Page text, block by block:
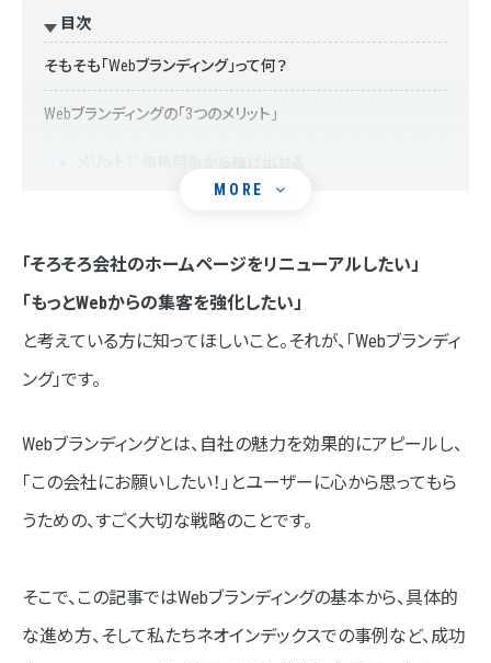
MORE
目次
そもそも「Webブランディング」って何？
Webブランディングの「3つのメリット」
メリット3：広告費に頼りすぎない集客力がつく
失敗しない！Webブランディング6つのステップ
ステップ3：トーン＆マナーの決定
ステップ6：公開後の効果測定と改善（PDCA）
効果的なホームページの「設計」と「デザイン」の秘訣
「そろそろ会社のホームページをリニューアルしたい」
「もっとWebからの集客を強化したい」
と考えている方に知ってほしいこと。それが、「Webブランディ
ング」です。
Webブランディングとは、自社の魅力を効果的にアピールし、
「この会社にお願いしたい！」とユーザーに心から思ってもら
うための、すごく大切な戦略のことです。
そこで、この記事ではWebブランディングの基本から、具体的
な進め方、そして私たちネオインデックスでの事例など、成功